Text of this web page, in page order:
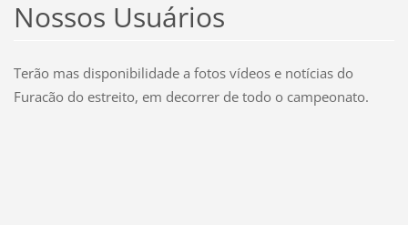
Nossos Usuários
Terão mas disponibilidade a fotos vídeos e notícias do
Furacão do estreito, em decorrer de todo o campeonato.